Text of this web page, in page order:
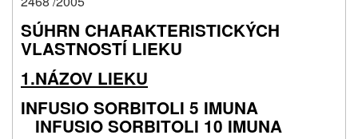
SÚHRN CHARAKTERISTICKÝCH
VLASTNOSTÍ LIEKU
1.NÁZOV LIEKU
INFUSIO SORBITOLI 5 IMUNA
INFUSIO SORBITOLI 10 IMUNA